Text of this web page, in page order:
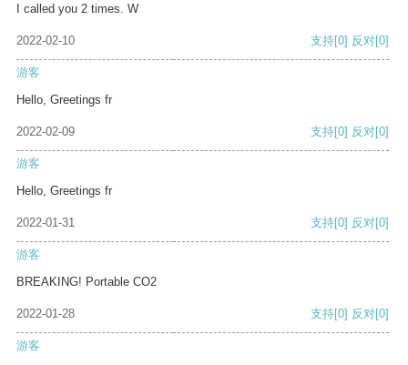
I called you 2 times. W
2022-02-10 支持[0] 反对[0]
游客
Hello, Greetings fr
2022-02-09 支持[0] 反对[0]
游客
Hello, Greetings fr
2022-01-31 支持[0] 反对[0]
游客
BREAKING! Portable CO2
2022-01-28 支持[0] 反对[0]
游客